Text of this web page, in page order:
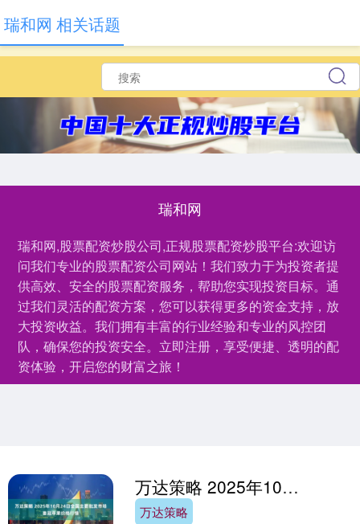
瑞和网
瑞和网,股票配资炒股公司,正规股票配资炒股平台:欢迎访
问我们专业的股票配资公司网站！我们致力于为投资者提
供高效、安全的股票配资服务，帮助您实现投资目标。通
过我们灵活的配资方案，您可以获得更多的资金支持，放
大投资收益。我们拥有丰富的行业经验和专业的风控团
队，确保您的投资安全。立即注册，享受便捷、透明的配
资体验，开启您的财富之旅！
瑞和网 相关话题
万达策略 2025年10月24日全国主要批发市场秦冠苹果价格行情
万达策略